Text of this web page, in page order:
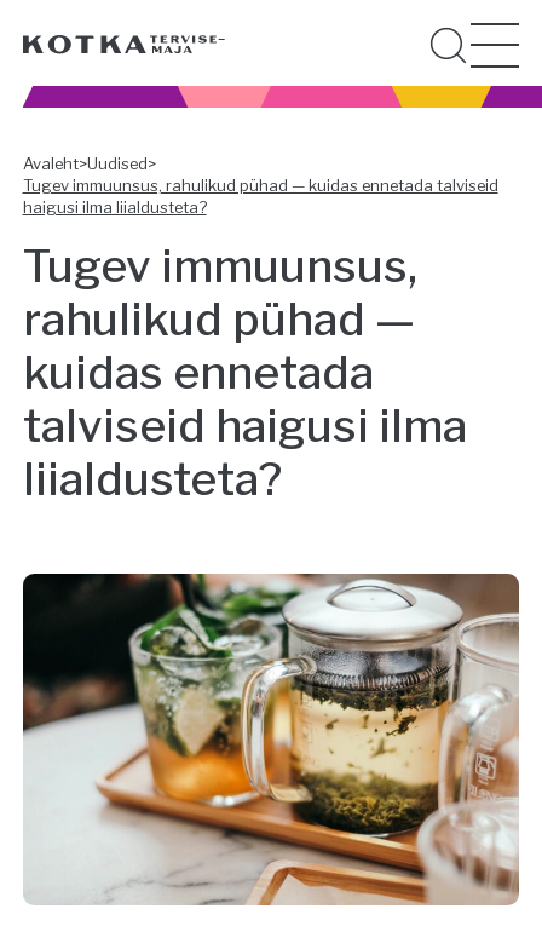
Avaleht>Uudised>
Tugev immuunsus, rahulikud pühad — kuidas ennetada talviseid
haigusi ilma liialdusteta?
Tugev immuunsus,
rahulikud pühad —
kuidas ennetada
talviseid haigusi ilma
liialdusteta?